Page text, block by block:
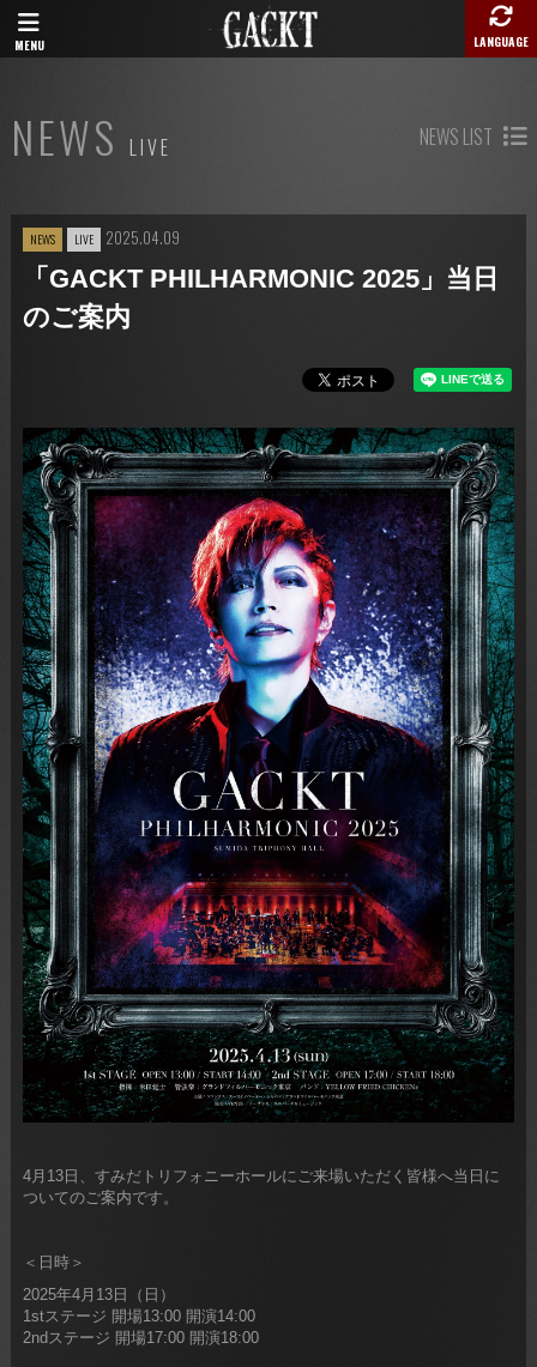
MENU LANGUAGE
NEWS LIVE NEWS LIST
NEWS LIVE 2025.04.09
「GACKT PHILHARMONIC 2025」当日
のご案内
4月13日、すみだトリフォニーホールにご来場いただく皆様へ当日に
ついてのご案内です。
＜日時＞
2025年4月13日（日）
1stステージ 開場13:00 開演14:00
2ndステージ 開場17:00 開演18:00